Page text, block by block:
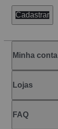
Cadastrar
Minha conta
Lojas
FAQ